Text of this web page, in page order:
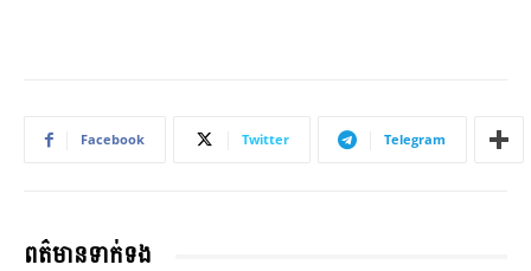
Facebook Twitter Telegram
ពត៌មានទាក់ទង